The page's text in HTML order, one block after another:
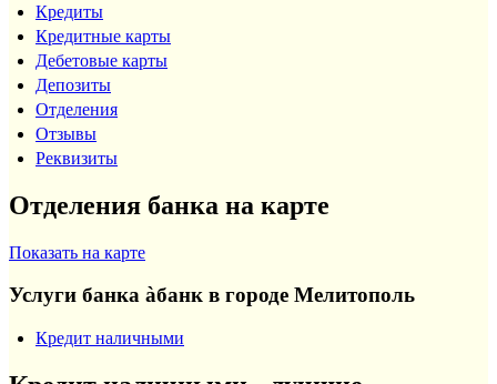
Кредиты
Кредитные карты
Дебетовые карты
Депозиты
Отделения
Отзывы
Реквизиты
Отделения банка на карте
Показать на карте
Услуги банка àбанк в городе Мелитополь
Кредит наличными